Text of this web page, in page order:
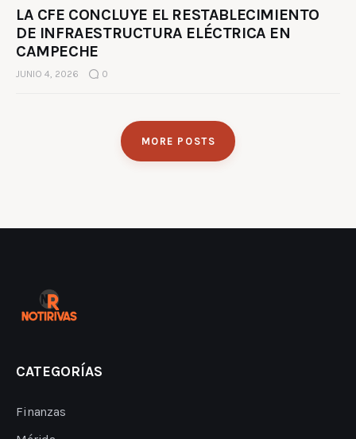
LA CFE CONCLUYE EL RESTABLECIMIENTO
DE INFRAESTRUCTURA ELÉCTRICA EN
CAMPECHE
JUNIO 4, 2026 0
MORE POSTS
CATEGORÍAS
Finanzas